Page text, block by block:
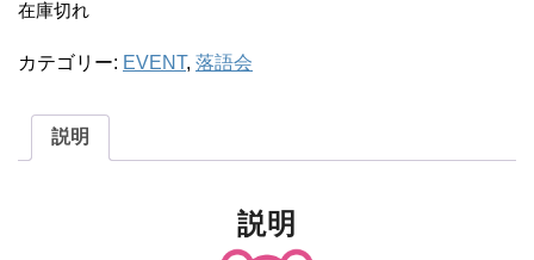
在庫切れ
カテゴリー: EVENT, 落語会
説明
説明